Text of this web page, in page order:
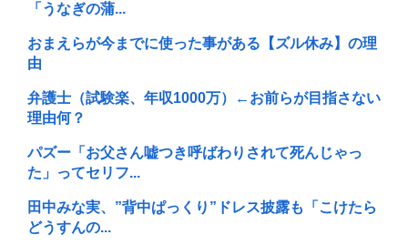
「うなぎの蒲...
おまえらが今までに使った事がある【ズル休み】の理
由
弁護士（試験楽、年収1000万）←お前らが目指さない
理由何？
パズー「お父さん嘘つき呼ばわりされて死んじゃっ
た」ってセリフ...
田中みな実、”背中ぱっくり”ドレス披露も「こけたら
どうすんの...